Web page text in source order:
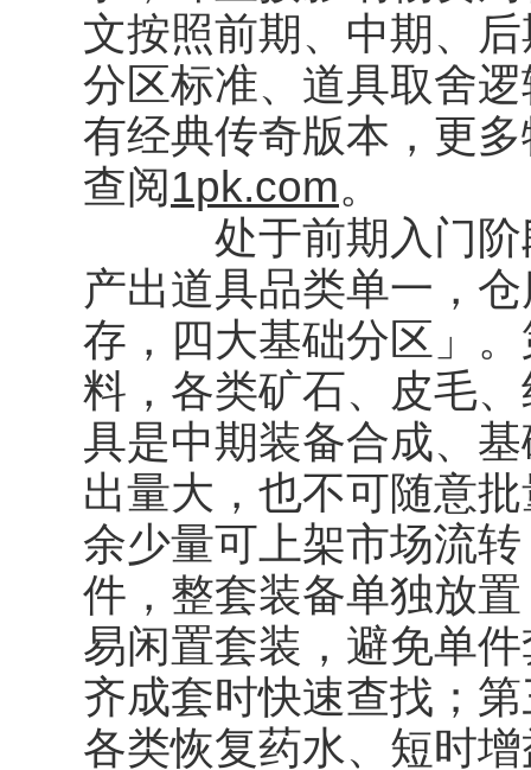
文按照前期、中期、
分区标准、道具取舍
有经典传奇版本，更
查阅1pk.com。
处于前期入门阶段
产出道具品类单一，
存，四大基础分区」
料，各类矿石、皮毛
具是中期装备合成、
出量大，也不可随意
余少量可上架市场流
件，整套装备单独放
易闲置套装，避免单
齐成套时快速查找；
各类恢复药水、短时